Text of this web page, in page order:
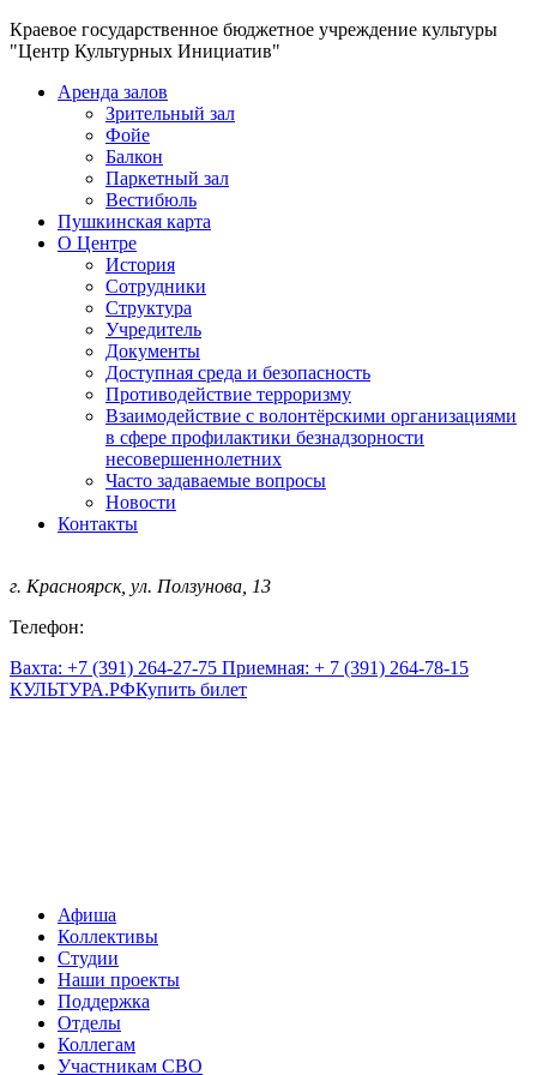
Краевое государственное бюджетное учреждение культуры
"Центр Культурных Инициатив"
Аренда залов
Зрительный зал
Фойе
Балкон
Паркетный зал
Вестибюль
Пушкинская карта
О Центре
История
Сотрудники
Структура
Учредитель
Документы
Доступная среда и безопасность
Противодействие терроризму
Взаимодействие с волонтёрскими организациями
в сфере профилактики безнадзорности
несовершеннолетних
Часто задаваемые вопросы
Новости
Контакты
г. Красноярск, ул. Ползунова, 13
Телефон:
Вахта: +7 (391) 264-27-75 Приемная: + 7 (391) 264-78-15
КУЛЬТУРА.РФКупить билет
Афиша
Коллективы
Студии
Наши проекты
Поддержка
Отделы
Коллегам
Участникам СВО